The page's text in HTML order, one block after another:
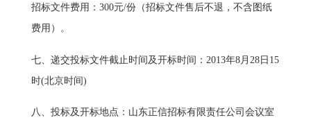
招标文件费用：300元/份（招标文件售后不退，不含图纸
费用）。
七、递交投标文件截止时间及开标时间：2013年8月28日15
时(北京时间)
八、投标及开标地点：山东正信招标有限责任公司会议室